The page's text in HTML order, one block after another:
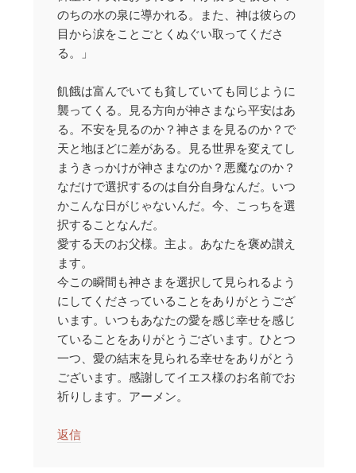
のちの水の泉に導かれる。また、神は彼らの
目から涙をことごとくぬぐい取ってくださ
る。」
飢餓は富んでいても貧していても同じように
襲ってくる。見る方向が神さまなら平安はあ
る。不安を見るのか？神さまを見るのか？で
天と地ほどに差がある。見る世界を変えてし
まうきっかけが神さまなのか？悪魔なのか？
なだけで選択するのは自分自身なんだ。いつ
かこんな日がじゃないんだ。今、こっちを選
択することなんだ。
愛する天のお父様。主よ。あなたを褒め讃え
ます。
今この瞬間も神さまを選択して見られるよう
にしてくださっていることをありがとうござ
います。いつもあなたの愛を感じ幸せを感じ
ていることをありがとうございます。ひとつ
一つ、愛の結末を見られる幸せをありがとう
ございます。感謝してイエス様のお名前でお
祈りします。アーメン。
返信